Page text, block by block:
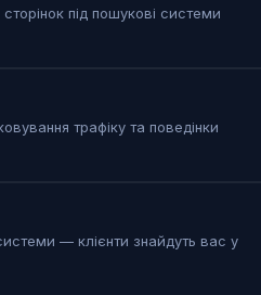
під пошукові системи
трафіку та поведінки
— клієнти знайдуть вас у